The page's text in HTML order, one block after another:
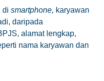
di smartphone, karyawan
daripada
alamat lengkap,
nama karyawan dan